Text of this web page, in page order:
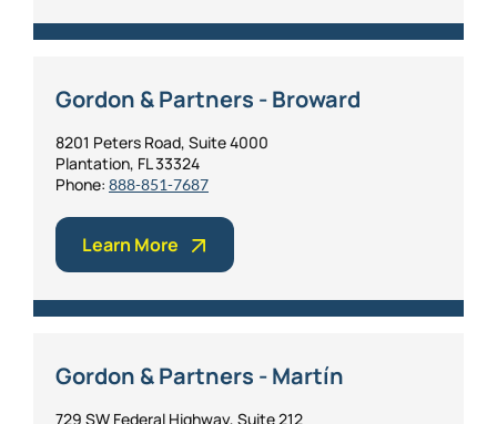
Gordon & Partners - Broward
8201 Peters Road, Suite 4000
Plantation, FL 33324
Phone: 888-851-7687
Learn More
Gordon & Partners - Martín
729 SW Federal Highway, Suite 212